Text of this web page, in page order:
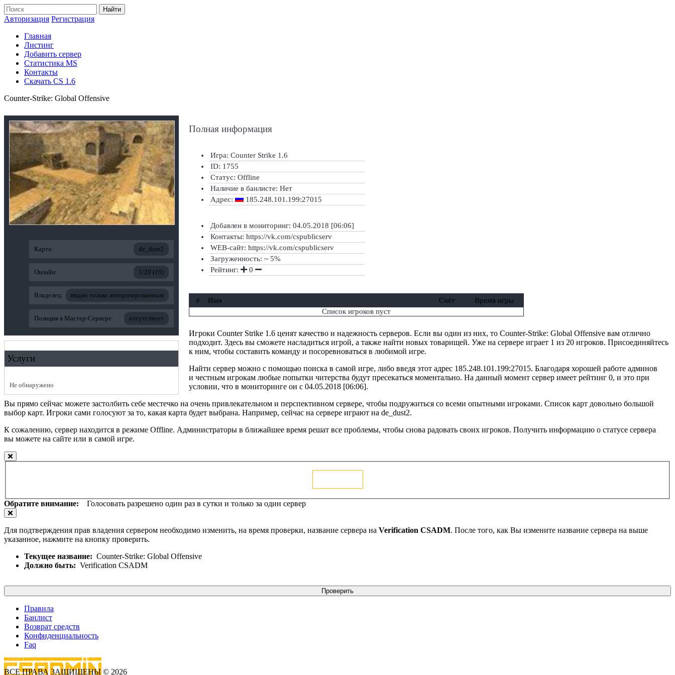
Найти
Авторизация Регистрация
Главная
Листинг
Добавить сервер
Статистика MS
Контакты
Скачать CS 1.6
Counter-Strike: Global Offensive
Карта: de_dust2
Онлайн: 1/20 (19)
Владелец: видно только авторизированным
Позиция в Мастер-Сервере: отсутствует
Услуги
Не обнаружено
Полная информация
Игра: Counter Strike 1.6
ID: 1755
Статус: Offline
Наличие в банлисте: Нет
Адрес:
185.248.101.199:27015
Добавлен в мониторинг: 04.05.2018 [06:06]
Контакты: https://vk.com/cspublicserv
WEB-сайт: https://vk.com/cspublicserv
Загруженность: ~ 5%
Рейтинг:
0
# Имя Счёт
Время игры
Список игроков пуст
Игроки Counter Strike 1.6 ценят качество и надежность серверов. Если вы один из них, то Counter-Strike: Global Offensive вам отлично
подходит. Здесь вы сможете насладиться игрой, а также найти новых товарищей. Уже на сервере играет 1 из 20 игроков. Присоединяйтесь
к ним, чтобы составить команду и посоревноваться в любимой игре.
Найти сервер можно с помощью поиска в самой игре, либо введя этот адрес 185.248.101.199:27015. Благодаря хорошей работе админов
и честным игрокам любые попытки читерства будут пресекаться моментально. На данный момент сервер имеет рейтинг 0, и это при
условии, что в мониторинге он с 04.05.2018 [06:06].
Вы прямо сейчас можете застолбить себе местечко на очень привлекательном и перспективном сервере, чтобы подружиться со всеми опытными игроками. Список карт довольно большой
выбор карт. Игроки сами голосуют за то, какая карта будет выбрана. Например, сейчас на сервере играют на de_dust2.
К сожалению, сервер находится в режиме Offline. Администраторы в ближайшее время решат все проблемы, чтобы снова радовать своих игроков. Получить информацию о статусе сервера
вы можете на сайте или в самой игре.
Обратите внимание: Голосовать разрешено один раз в сутки и только за один сервер
Для подтверждения прав владения сервером необходимо изменить, на время проверки, название сервера на Verification CSADM. После того, как Вы измените название сервера на выше
указанное, нажмите на кнопку проверить.
Текущее название: Counter-Strike: Global Offensive
Должно быть: Verification CSADM
Проверить
Правила
Банлист
Возврат средств
Конфиденциальность
Faq
ВСЕ ПРАВА ЗАЩИЩЕНЫ © 2026